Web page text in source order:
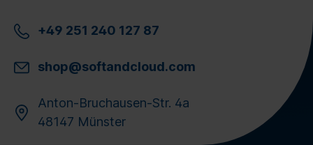
+49 251 240 127 87
shop@softandcloud.com
Anton-Bruchausen-Str. 4a
48147 Münster